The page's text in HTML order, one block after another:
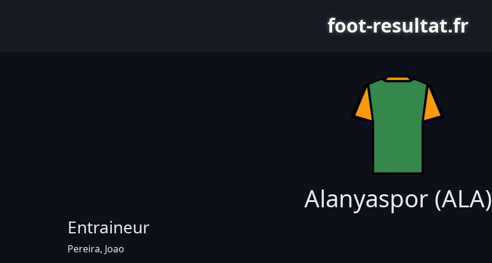
foot-resultat.fr
Alanyaspor (ALA)
Entraineur
Pereira, Joao